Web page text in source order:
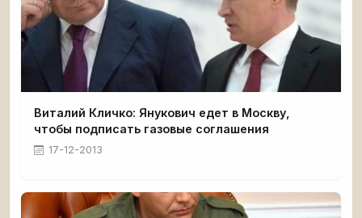
Виталий Кличко: Янукович едет в Москву,
чтобы подписать газовые соглашения
17-12-2013